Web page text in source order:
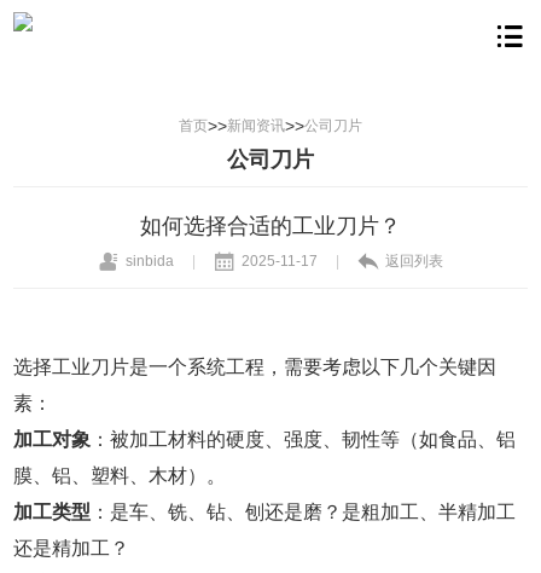
首页>>新闻资讯>>公司刀片
公司刀片
如何选择合适的工业刀片？
sinbida 2025-11-17 返回列表
选择工业刀片是一个系统工程，需要考虑以下几个关键因
素：
加工对象 ：被加工材料的硬度、强度、韧性等（如食品、铝
膜、铝、塑料、木材）。
加工类型 ：是车、铣、钻、刨还是磨？是粗加工、半精加工
还是精加工？